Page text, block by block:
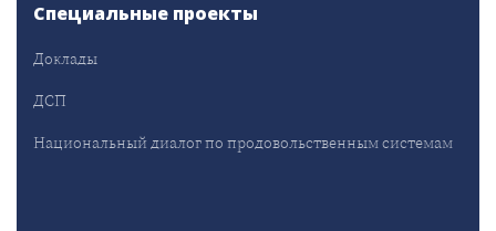
Специальные проекты
Доклады
ДСП
Национальный диалог по продовольственным системам